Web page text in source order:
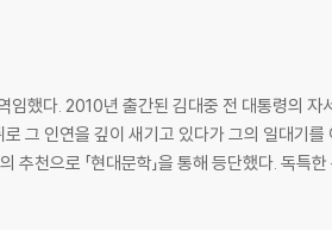
했다. 2010년 출간된 김대중 전 대통령의 자
그 인연을 깊이 새기고 있다가 그의 일대기를